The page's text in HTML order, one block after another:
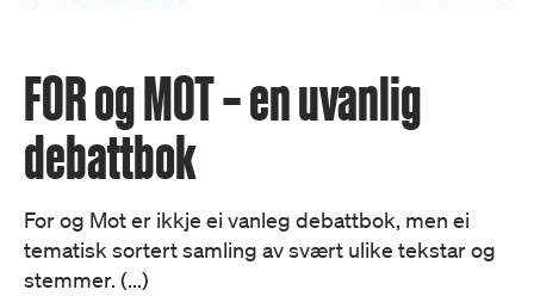
FOR og MOT – en uvanlig
debattbok
For og Mot er ikkje ei vanleg debattbok, men ei
tematisk sortert samling av svært ulike tekstar og
stemmer. (...)